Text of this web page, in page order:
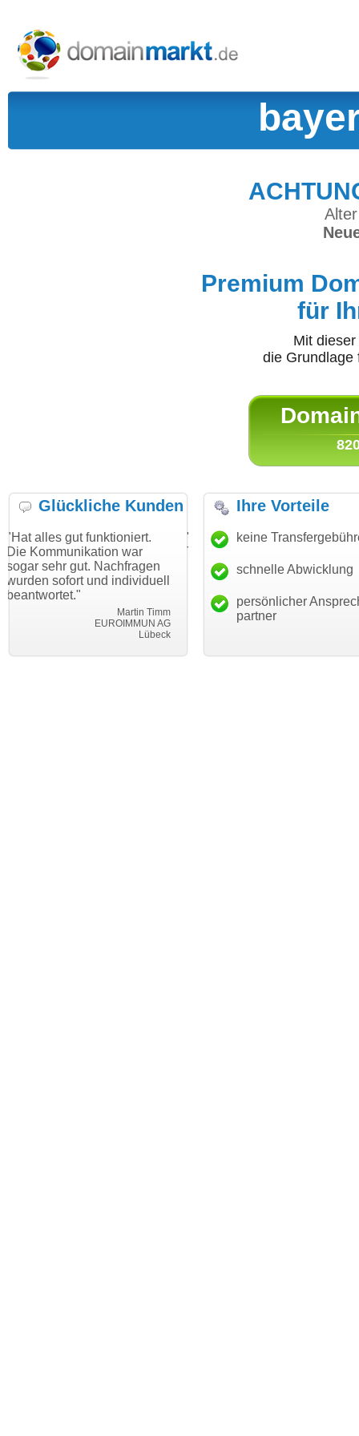
Premium
für
Mit
die
Glückliche Kunden
funktioniert.
war
Nachfragen
und individuell
"Danke für den schnellen
Transfer und guten Service!"
Thomas Schäfer
i can eckert communication GmbH
"Ich bin
haben. Die
mein
Ihre Vorteile
keine
schnelle Abwicklung
persönlicher
partner